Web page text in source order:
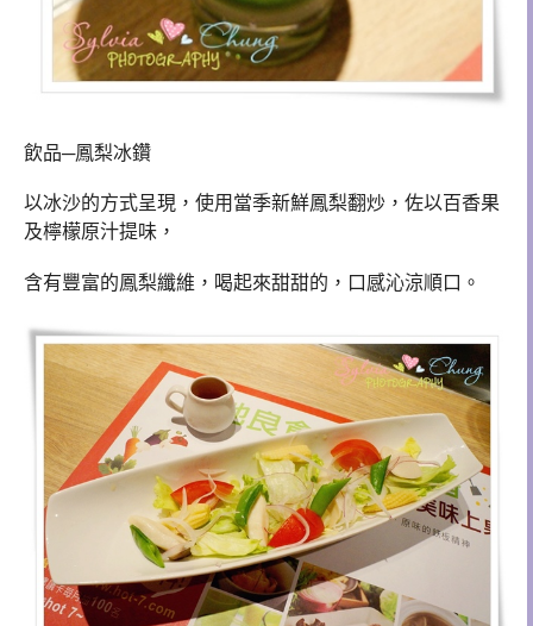
飲品─鳳梨冰鑽
以冰沙的方式呈現，使用當季新鮮鳳梨翻炒，佐以百香果
及檸檬原汁提味，
含有豐富的鳳梨纖維，喝起來甜甜的，口感沁涼順口。